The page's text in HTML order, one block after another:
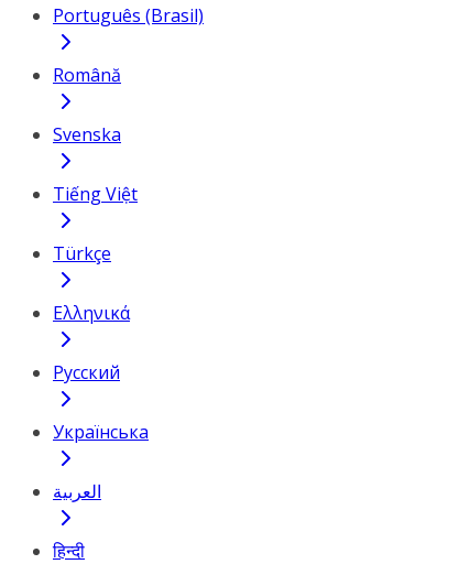
Português (Brasil)
Română
Svenska
Tiếng Việt
Türkçe
Ελληνικά
Русский
Українська
العربية
हिन्दी